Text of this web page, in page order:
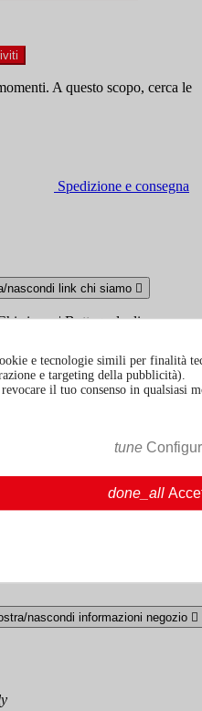
A questo scopo, cerca le
Spedizione e consegna
nascondi link chi siamo 
siamo | Bottegaalcolica.com
- Bar - Catering - Hotel
nascondi i link del tuo account
nascondi informazioni negozio 
e tecnologie simili per finalità
e targeting della pubblicità).
il tuo consenso in qualsiasi
tune
done_all